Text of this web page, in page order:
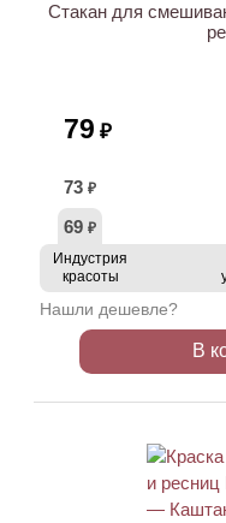
Стакан для
79 ₽
73 ₽
69 ₽
Индустрия
красоты
Нашли дешевле?
В